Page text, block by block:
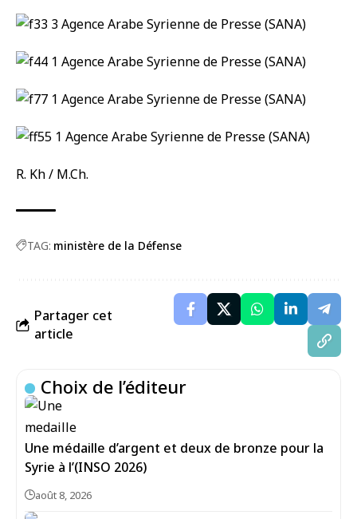
R. Kh / M.Ch.
TAG: ministère de la Défense
Partager cet
article
Choix de l’éditeur
Une médaille d’argent et deux de bronze pour la
Syrie à l’(INSO 2026)
août 8, 2026